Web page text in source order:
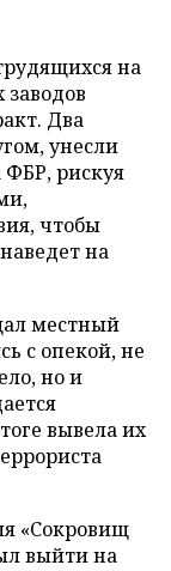
на
Два
унесли
рискуя
чтобы
на
местный
с опекой, не
но и
вывела их
«Сокровищ
выйти на